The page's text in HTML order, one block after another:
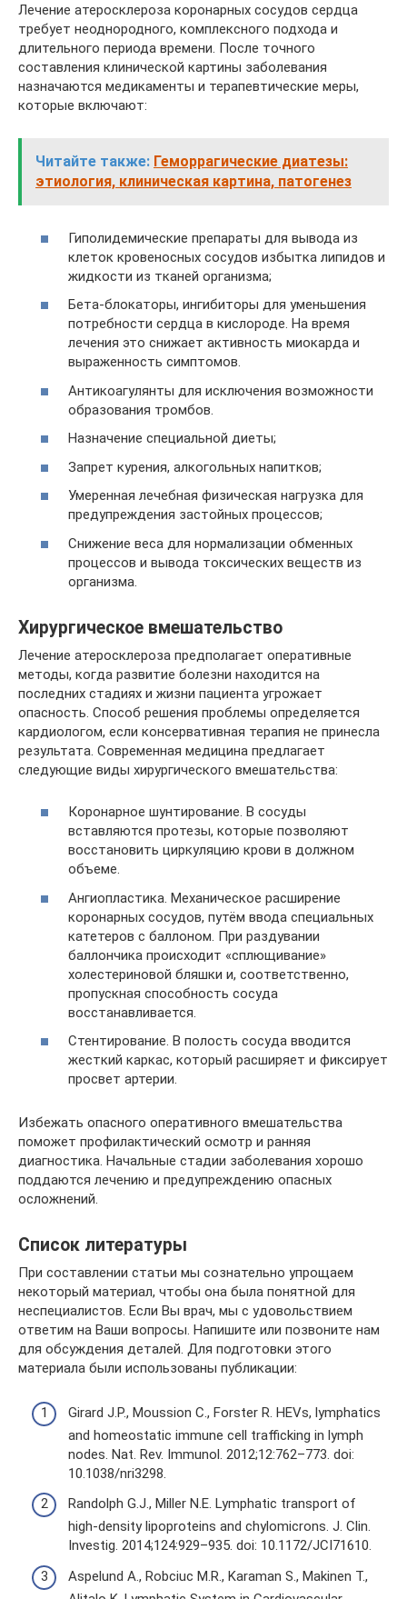
Лечение атеросклероза коронарных сосудов сердца
требует неоднородного, комплексного подхода и
длительного периода времени. После точного
составления клинической картины заболевания
назначаются медикаменты и терапевтические меры,
которые включают:
Читайте также: Геморрагические диатезы:
этиология, клиническая картина, патогенез
Гиполидемические препараты для вывода из
клеток кровеносных сосудов избытка липидов и
жидкости из тканей организма;
Бета-блокаторы, ингибиторы для уменьшения
потребности сердца в кислороде. На время
лечения это снижает активность миокарда и
выраженность симптомов.
Антикоагулянты для исключения возможности
образования тромбов.
Назначение специальной диеты;
Запрет курения, алкогольных напитков;
Умеренная лечебная физическая нагрузка для
предупреждения застойных процессов;
Снижение веса для нормализации обменных
процессов и вывода токсических веществ из
организма.
Хирургическое вмешательство
Лечение атеросклероза предполагает оперативные
методы, когда развитие болезни находится на
последних стадиях и жизни пациента угрожает
опасность. Способ решения проблемы определяется
кардиологом, если консервативная терапия не принесла
результата. Современная медицина предлагает
следующие виды хирургического вмешательства:
Коронарное шунтирование. В сосуды
вставляются протезы, которые позволяют
восстановить циркуляцию крови в должном
объеме.
Ангиопластика. Механическое расширение
коронарных сосудов, путём ввода специальных
катетеров с баллоном. При раздувании
баллончика происходит «сплющивание»
холестериновой бляшки и, соответственно,
пропускная способность сосуда
восстанавливается.
Стентирование. В полость сосуда вводится
жесткий каркас, который расширяет и фиксирует
просвет артерии.
Избежать опасного оперативного вмешательства
поможет профилактический осмотр и ранняя
диагностика. Начальные стадии заболевания хорошо
поддаются лечению и предупреждению опасных
осложнений.
Список литературы
При составлении статьи мы сознательно упрощаем
некоторый материал, чтобы она была понятной для
неспециалистов. Если Вы врач, мы с удовольствием
ответим на Ваши вопросы. Напишите или позвоните нам
для обсуждения деталей. Для подготовки этого
материала были использованы публикации:
Girard J.P., Moussion C., Forster R. HEVs, lymphatics
and homeostatic immune cell trafficking in lymph
nodes. Nat. Rev. Immunol. 2012;12:762–773. doi:
10.1038/nri3298.
Randolph G.J., Miller N.E. Lymphatic transport of
high-density lipoproteins and chylomicrons. J. Clin.
Investig. 2014;124:929–935. doi: 10.1172/JCI71610.
Aspelund A., Robciuc M.R., Karaman S., Makinen T.,